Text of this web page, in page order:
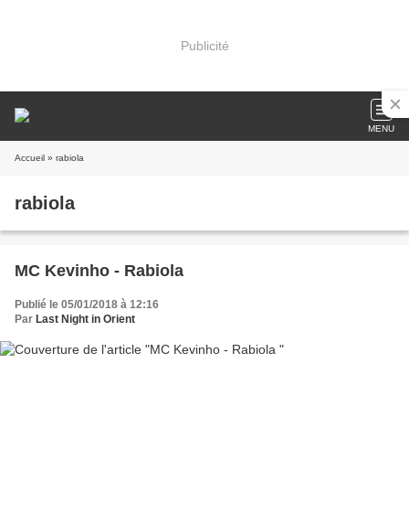
Publicité
MENU
Accueil » rabiola
rabiola
MC Kevinho - Rabiola
Publié le 05/01/2018 à 12:16
Par Last Night in Orient